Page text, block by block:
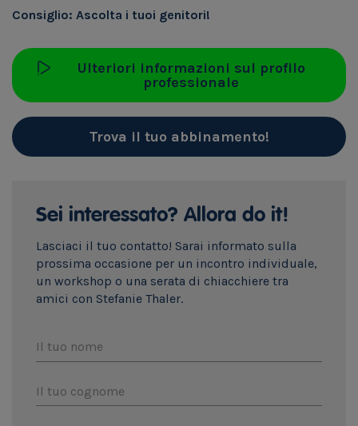
Consiglio: Ascolta i tuoi genitori!
Ulteriori informazioni sul profilo
professionale
Trova il tuo abbinamento!
Sei interessato? Allora do it!
Lasciaci il tuo contatto! Sarai informato sulla
prossima occasione per un incontro individuale,
un workshop o una serata di chiacchiere tra
amici con Stefanie Thaler.
Il tuo nome
Il tuo cognome